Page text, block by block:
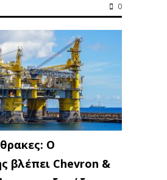
0
Ο
βλέπει Chevron &